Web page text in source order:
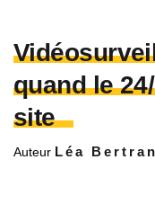
quand le
site
Auteur Léa